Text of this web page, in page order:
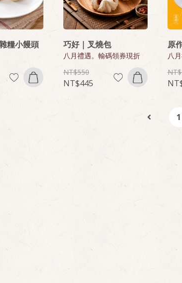
糧小饅頭 巧好｜叉燒包
八月禮遇。輸碼領券現折
550
445
原
八
1